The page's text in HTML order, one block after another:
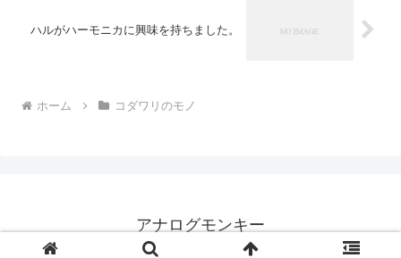
ハルがハーモニカに興味を持ちました。
ホーム コダワリのモノ
アナログモンキー
© 1999 アナログモンキー.